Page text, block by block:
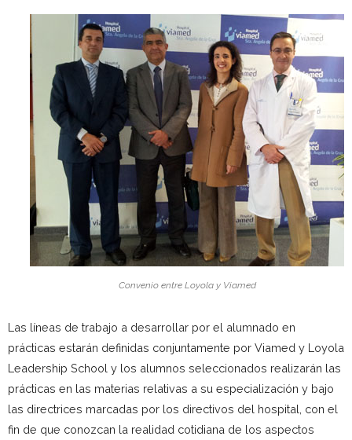
Convenio entre Loyola y Viamed
Las líneas de trabajo a desarrollar por el alumnado en
prácticas estarán definidas conjuntamente por Viamed y Loyola
Leadership School y los alumnos seleccionados realizarán las
prácticas en las materias relativas a su especialización y bajo
las directrices marcadas por los directivos del hospital, con el
fin de que conozcan la realidad cotidiana de los aspectos